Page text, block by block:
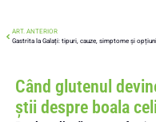
ART. ANTERIOR
Când glutenul
știi despre boala